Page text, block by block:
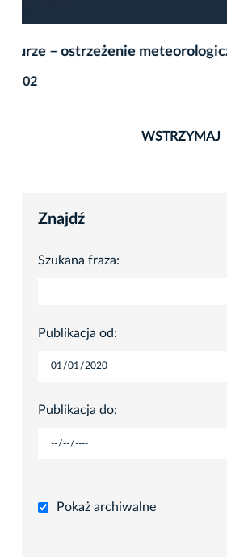
Jakie mają być Krakowskie
2026-07-31
WSTRZYMAJ
Znajdź
Szukana fraza:
Publikacja od:
Publikacja do:
Pokaż archiwalne